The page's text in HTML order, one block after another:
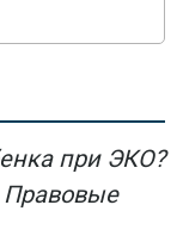
при ЭКО?